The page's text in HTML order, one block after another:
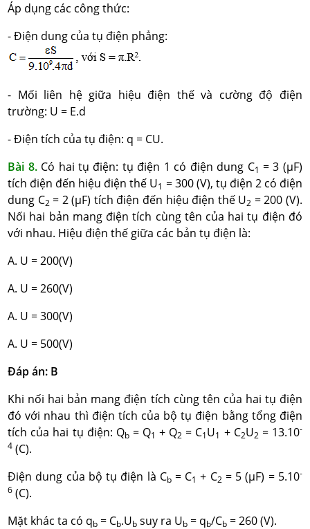
Áp dụng các công thức:
- Điện dung của tụ điện phẳng:
- Mối liên hệ giữa hiệu điện thế và cường độ điện
trường: U = E.d
- Điện tích của tụ điện: q = CU.
Bài 8. Có hai tụ điện: tụ điện 1 có điện dung C1 = 3 (μF)
tích điện đến hiệu điện thế U1 = 300 (V), tụ điện 2 có điện
dung C2 = 2 (μF) tích điện đến hiệu điện thế U2 = 200 (V).
Nối hai bản mang điện tích cùng tên của hai tụ điện đó
với nhau. Hiệu điện thế giữa các bản tụ điện là:
A. U = 200(V)
A. U = 260(V)
A. U = 300(V)
A. U = 500(V)
Đáp án: B
Khi nối hai bản mang điện tích cùng tên của hai tụ điện
đó với nhau thì điện tích của bộ tụ điện bằng tổng điện
tích của hai tụ điện: Qb = Q1 + Q2 = C1U1 + C2U2 = 13.10-
4 (C).
Điện dung của bộ tụ điện là Cb = C1 + C2 = 5 (μF) = 5.10-
6 (C).
Mặt khác ta có qb = Cb.Ub suy ra Ub = qb/Cb = 260 (V).